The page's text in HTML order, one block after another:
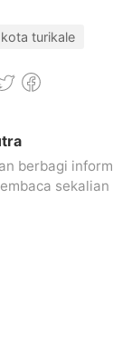
kota turikale
berbagi